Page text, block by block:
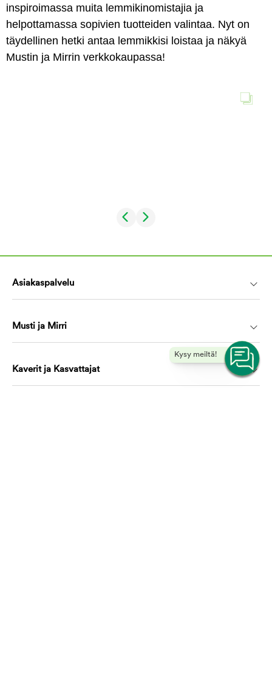
inspiroimassa muita lemmikinomistajia ja
helpottamassa sopivien tuotteiden valintaa. Nyt on
täydellinen hetki antaa lemmikkisi loistaa ja näkyä
Mustin ja Mirrin verkkokaupassa!
Kysy meiltä!
Asiakaspalvelu
Musti ja Mirri
Kaverit ja Kasvattajat